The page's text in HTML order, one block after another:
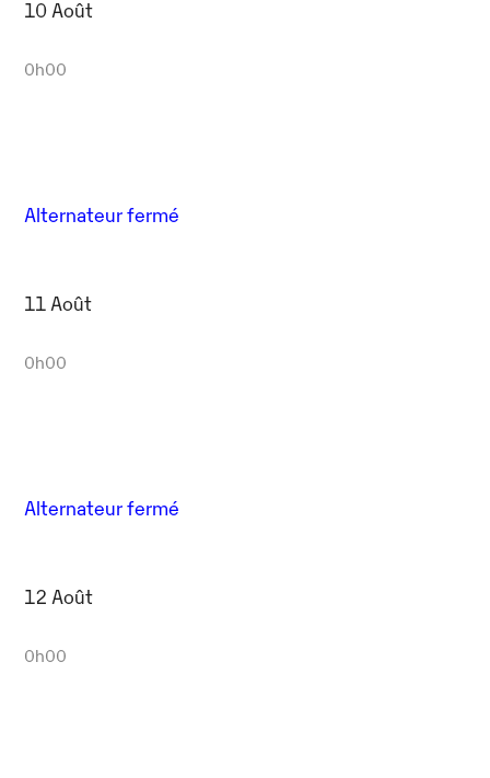
10 Août
0h00
Alternateur fermé
11 Août
0h00
Alternateur fermé
12 Août
0h00